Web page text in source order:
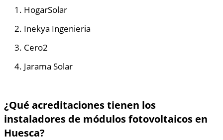
HogarSolar
Inekya Ingenieria
Cero2
Jarama Solar
¿Qué acreditaciones tienen los
instaladores de módulos fotovoltaicos en
Huesca?